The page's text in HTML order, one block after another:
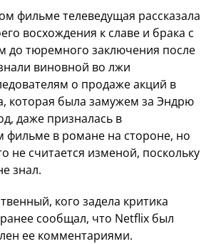
фильме телеведущая рассказала
восхождения к славе и брака с
до тюремного заключения после
виновной во лжи
о продаже акций в
которая была замужем за Эндрю
даже призналась в
фильме в романе на стороне, но
не считается изменой, поскольку
знал.
кого задела критика
сообщал, что Netflix был
ее комментариями.